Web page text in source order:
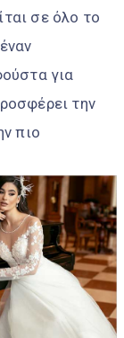
σε όλο το
για
την
πιο